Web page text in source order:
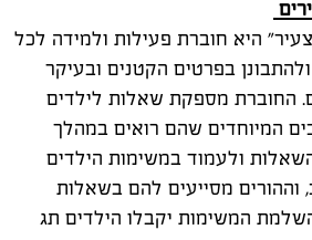
המיוחדים שהם רואים במהלך
ולעמוד במשימות הילדים
וההורים מסייעים להם בשאלות
המשימות יקבלו הילדים תג
צעירים.
נחל שניר, נחל עיון, יהודייה,
עינות צוקים, נחל מערות, ארבל,
בר יוטבתה.